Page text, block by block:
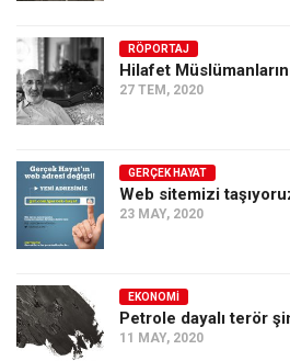
RÖPORTAJ
Hilafet
27 TEM, 2020
GERÇEK HAYAT
Web sitemizi
23 MAY, 2020
EKONOMI
Petrole dayalı terör
11 MAY, 2020